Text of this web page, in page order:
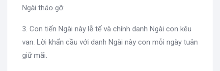
Ngài tháo gỡ.
3. Con tiến Ngài này lễ tế và chính danh Ngài con kêu
van. Lời khẩn cầu với danh Ngài này con mỗi ngày tuân
giữ mãi.